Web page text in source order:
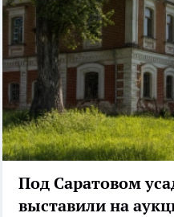
Под Саратовом
выставили на